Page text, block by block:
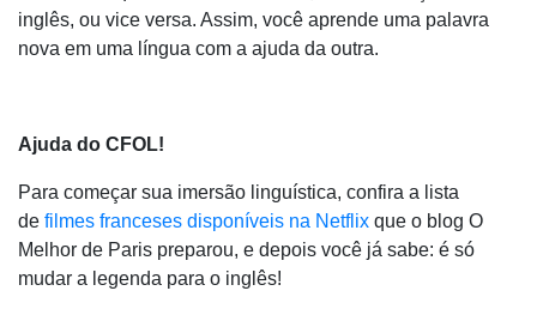
inglês, ou vice versa. Assim, você aprende uma palavra
nova em uma língua com a ajuda da outra.
Ajuda do CFOL!
Para começar sua imersão linguística, confira a lista
de filmes franceses disponíveis na Netflix que o blog O
Melhor de Paris preparou, e depois você já sabe: é só
mudar a legenda para o inglês!